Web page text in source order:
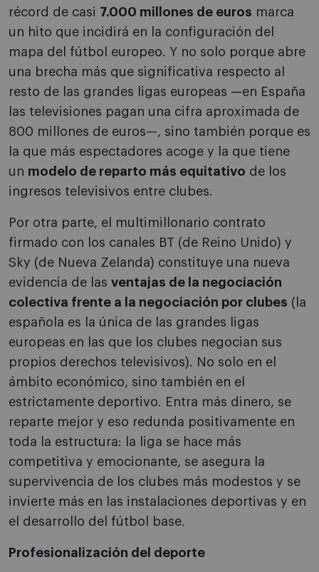
récord de casi 7.000 millones de euros marca
un hito que incidirá en la configuración del
mapa del fútbol europeo. Y no solo porque abre
una brecha más que significativa respecto al
resto de las grandes ligas europeas —en España
las televisiones pagan una cifra aproximada de
800 millones de euros—, sino también porque es
la que más espectadores acoge y la que tiene
un modelo de reparto más equitativo de los
ingresos televisivos entre clubes.
Por otra parte, el multimillonario contrato
firmado con los canales BT (de Reino Unido) y
Sky (de Nueva Zelanda) constituye una nueva
evidencia de las ventajas de la negociación
colectiva frente a la negociación por clubes (la
española es la única de las grandes ligas
europeas en las que los clubes negocian sus
propios derechos televisivos). No solo en el
ámbito económico, sino también en el
estrictamente deportivo. Entra más dinero, se
reparte mejor y eso redunda positivamente en
toda la estructura: la liga se hace más
competitiva y emocionante, se asegura la
supervivencia de los clubes más modestos y se
invierte más en las instalaciones deportivas y en
el desarrollo del fútbol base.
Profesionalización del deporte